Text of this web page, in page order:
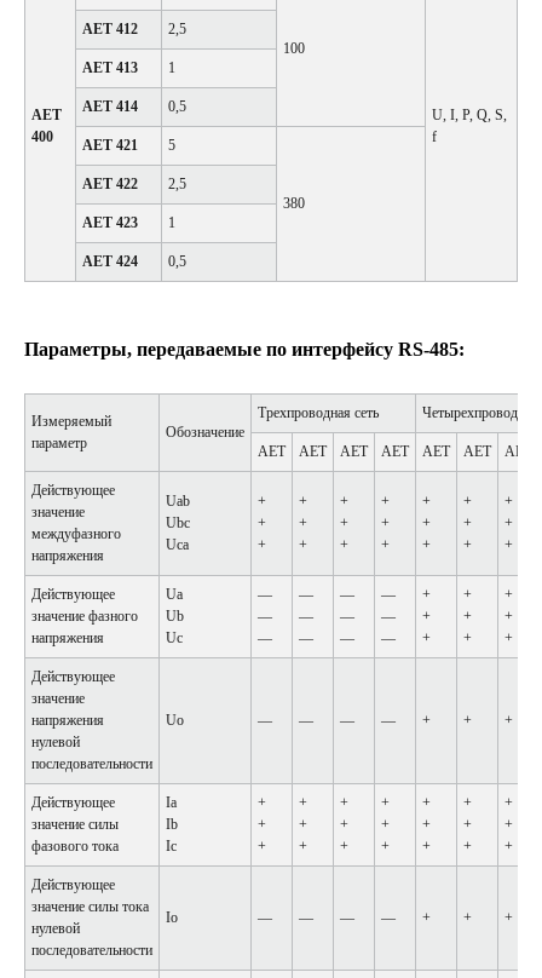
АЕТ
400
100
U, I, P, Q, S,
f
АЕТ 412 2,5
АЕТ 413 1
АЕТ 414 0,5
АЕТ 421 5
380
АЕТ 422 2,5
АЕТ 423 1
АЕТ 424 0,5
Параметры, передаваемые по интерфейсу RS-485:
Измеряемый
параметр
Обозначение
Трехпроводная сеть Четырехпроводная
АЕТ АЕТ АЕТ АЕТ АЕТ АЕТ АЕТ
Действующее
значение
междуфазного
напряжения
Uab
Ubc
Uca
+
+
+
+
+
+
+
+
+
+
+
+
+
+
+
+
+
+
+
+
+
Действующее
значение фазного
напряжения
Ua
Ub
Uc
—
—
—
—
—
—
—
—
—
—
—
—
+
+
+
+
+
+
+
+
+
Действующее
значение
напряжения
нулевой
последовательности
Uo — — — — + + +
Действующее
значение силы
фазового тока
Ia
Ib
Ic
+
+
+
+
+
+
+
+
+
+
+
+
+
+
+
+
+
+
+
+
+
Действующее
значение силы тока
нулевой
последовательности
Io — — — — + + +